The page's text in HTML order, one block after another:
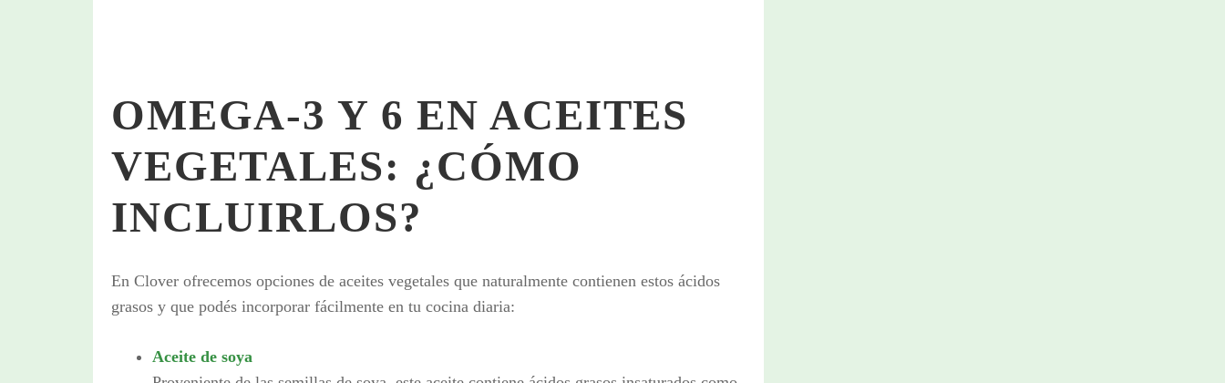
OMEGA-3 Y 6 EN ACEITES
VEGETALES: ¿CÓMO
INCLUIRLOS?
En Clover ofrecemos opciones de aceites vegetales que naturalmente contienen estos ácidos
grasos y que podés incorporar fácilmente en tu cocina diaria:
Aceite de soya